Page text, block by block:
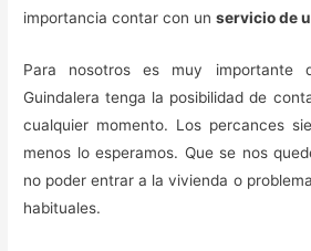
importancia contar con unservicio de
Para nosotros es muy importante
Guindalera tenga la posibilidad de
cualquier momento. Los percances
menos lo esperamos. Que se nos
no poder entrar a la vivienda o
habituales.